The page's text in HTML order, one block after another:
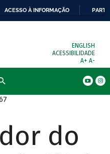
ACESSO À INFORMAÇÃO
ENGLISH
ACESSIBILIDADE
A+ A-
do